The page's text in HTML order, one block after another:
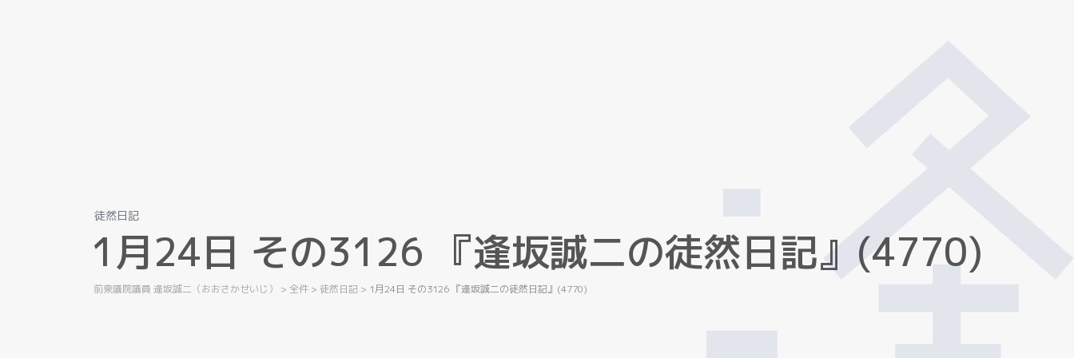
徒然日記
1月24日 その3126 『逢坂誠二の徒然日記』 (4770)
前衆議院議員 逢坂誠二（おおさかせいじ） > 全件 > 徒然日記 > 1月24日 その3126 『逢坂誠二の徒然日記』(4770)